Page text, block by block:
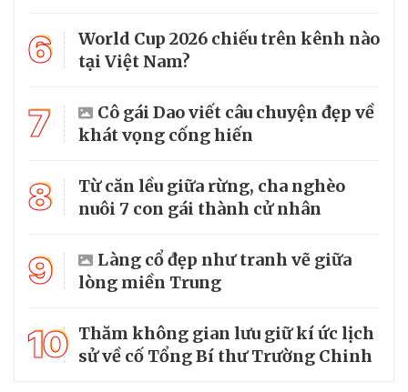
6
World Cup 2026 chiếu trên kênh nào
tại Việt Nam?
7
Cô gái Dao viết câu chuyện đẹp về
khát vọng cống hiến
8
Từ căn lều giữa rừng, cha nghèo
nuôi 7 con gái thành cử nhân
9
Làng cổ đẹp như tranh vẽ giữa
lòng miền Trung
10 Thăm không gian lưu giữ kí ức lịch
sử về cố Tổng Bí thư Trường Chinh